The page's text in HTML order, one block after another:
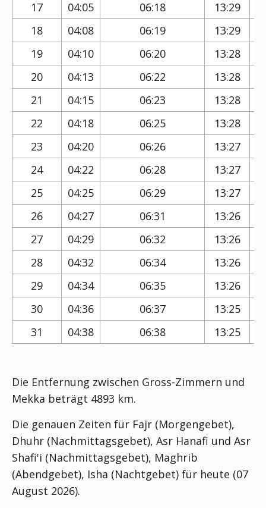
17 04:05 06:18 13:29
18
04:08 06:19 13:29
19
04:10 06:20 13:28
20
04:13 06:22 13:28
21
04:15 06:23 13:28
22
04:18 06:25 13:28
23
04:20 06:26 13:27
24
04:22 06:28 13:27
25
04:25 06:29 13:27
26
04:27 06:31 13:26
27
04:29 06:32 13:26
28
04:32 06:34 13:26
29
04:34 06:35 13:26
30
04:36 06:37 13:25
31
04:38 06:38 13:25
Die Entfernung zwischen Gross-Zimmern und
Mekka beträgt 4893 km.
Die genauen Zeiten für Fajr (Morgengebet),
Dhuhr (Nachmittagsgebet), Asr Hanafi und Asr
Shafi'i (Nachmittagsgebet), Maghrib
(Abendgebet), Isha (Nachtgebet) für heute (07
August 2026).